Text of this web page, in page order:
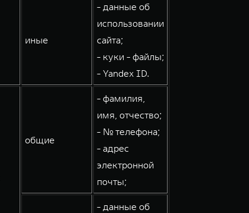
иные
- данные об
использовании
сайта;
- куки - файлы;
- Yandex ID.
общие
- фамилия,
имя, отчество;
- № телефона;
- адрес
электронной
почты;
- данные об